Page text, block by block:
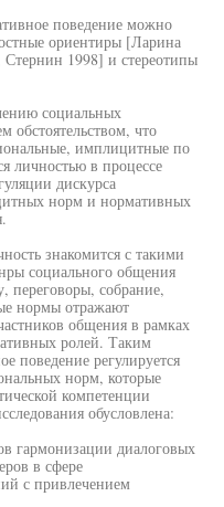
поведение можно
ориентиры [Ларина
1998] и стереотипы
социальных
обстоятельством, что
имплицитные по
личностью в процессе
дискурса
норм и нормативных
знакомится с такими
социального общения
переговоры, собрание,
нормы отражают
общения в рамках
ролей. Таким
поведение регулируется
норм, которые
компетенции
обусловлена:
гармонизации диалоговых
в сфере
с привлечением